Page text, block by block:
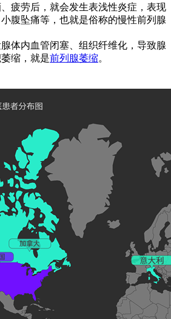
疲劳后，就会发生表浅性炎症，表现
小腹坠痛等，也就是俗称的慢性前列腺
体内血管闭塞、组织纤维化，导致腺
缩，就是前列腺萎缩。